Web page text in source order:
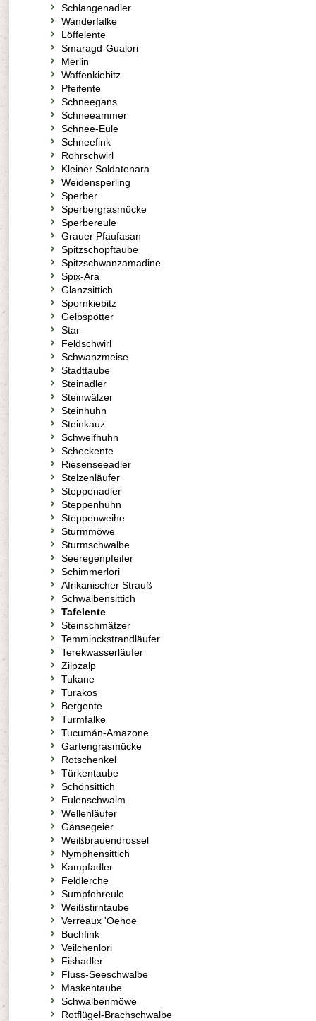
Schlangenadler
Wanderfalke
Löffelente
Smaragd-Gualori
Merlin
Waffenkiebitz
Pfeifente
Schneegans
Schneeammer
Schnee-Eule
Schneefink
Rohrschwirl
Kleiner Soldatenara
Weidensperling
Sperber
Sperbergrasmücke
Sperbereule
Grauer Pfaufasan
Spitzschopftaube
Spitzschwanzamadine
Spix-Ara
Glanzsittich
Spornkiebitz
Gelbspötter
Star
Feldschwirl
Schwanzmeise
Stadttaube
Steinadler
Steinwälzer
Steinhuhn
Steinkauz
Schweifhuhn
Scheckente
Riesenseeadler
Stelzenläufer
Steppenadler
Steppenhuhn
Steppenweihe
Sturmmöwe
Sturmschwalbe
Seeregenpfeifer
Schimmerlori
Afrikanischer Strauß
Schwalbensittich
Tafelente
Steinschmätzer
Temminckstrandläufer
Terekwasserläufer
Zilpzalp
Tukane
Turakos
Bergente
Turmfalke
Tucumán-Amazone
Gartengrasmücke
Rotschenkel
Türkentaube
Schönsittich
Eulenschwalm
Wellenläufer
Gänsegeier
Weißbrauendrossel
Nymphensittich
Kampfadler
Feldlerche
Sumpfohreule
Weißstirntaube
Verreaux 'Oehoe
Buchfink
Veilchenlori
Fishadler
Fluss-Seeschwalbe
Maskentaube
Schwalbenmöwe
Rotflügel-Brachschwalbe